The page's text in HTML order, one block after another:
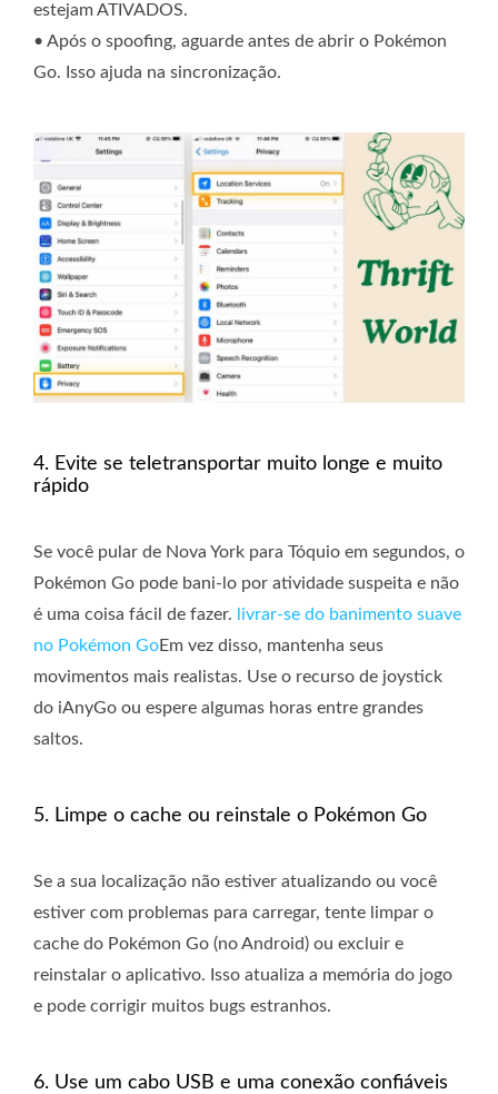
estejam ATIVADOS.
• Após o spoofing, aguarde antes de abrir o Pokémon
Go. Isso ajuda na sincronização.
4. Evite se teletransportar muito longe e muito
rápido
Se você pular de Nova York para Tóquio em segundos, o
Pokémon Go pode bani-lo por atividade suspeita e não
é uma coisa fácil de fazer.
livrar-se do banimento suave
no Pokémon GoEm vez disso, mantenha seus
movimentos mais realistas. Use o recurso de joystick
do iAnyGo ou espere algumas horas entre grandes
saltos.
5. Limpe o cache ou reinstale o Pokémon Go
Se a sua localização não estiver atualizando ou você
estiver com problemas para carregar, tente limpar o
cache do Pokémon Go (no Android) ou excluir e
reinstalar o aplicativo. Isso atualiza a memória do jogo
e pode corrigir muitos bugs estranhos.
6. Use um cabo USB e uma conexão confiáveis